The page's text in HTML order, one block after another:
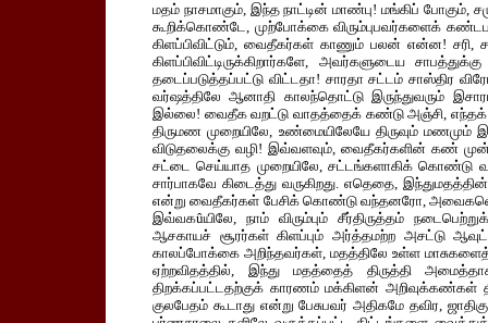
மதம் நாசமாகும், இந்த நாட்டின் மாண்பு! மங்கிப் போகும்,
கூறிக்கொண்டே, முற்போக்கை விரும்புபவர்களைக்
கிளப்பிவிட்டும், வைதீகர்கள் காணும் பலன் என்ன!
கிளப்பிவிட்டிருக்கிறார்களே, அவர்களுடைய
தடைப்படுத்தப்பட்டு விட்டதா! சாரதா சட்டம் சாஸ்திர
வர்ஷத்திலே ஆனாதி காலந்தொட்டு இருந்துவரும்
இல்லை! வைதீக வறட்டு வாதத்தைக் கண்டு அஞ்சி, எந்தக்
திருமண முறையிலே, உண்மையிலேயே திருவும் மணமும்
விடுதலைக்கு வழி! இவ்வளவும், வைதீகர்களின் கண்
சட்டை செய்யாத முறையிலே, சட்டங்களாகிக் கொண்டு
சார்பாகவே கிடைத்து வருகிறது. எதெதை,
என்று வைதீகர்கள் பேசிக் கொண்டு வந்தனரோ,
இவ்வகûயிலே, நாம் விரும்பும் சீர்திருத்தம்
ஆசகாயச் சூரர்கள் கிளப்பும் அர்த்தமற்ற அசட்டு
காலப்போக்கை அறிந்தவர்கள், மதத்திலே உள்ள மாசுகளைத்
ஏற்றவிதத்தில், இந்து மதத்தைத் திருத்தி
திறக்கப்பட்டதற்குக் காரணம் மக்கிளன் அறிவுக்கண்கள்
குலபேதம் கூடாது என்று பேசுபவர் அதிகமே தவிர,